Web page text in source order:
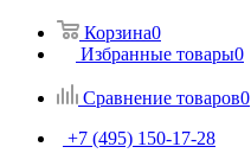
Корзина0
Избранные товары0
Сравнение товаров0
+7 (495) 150-17-28